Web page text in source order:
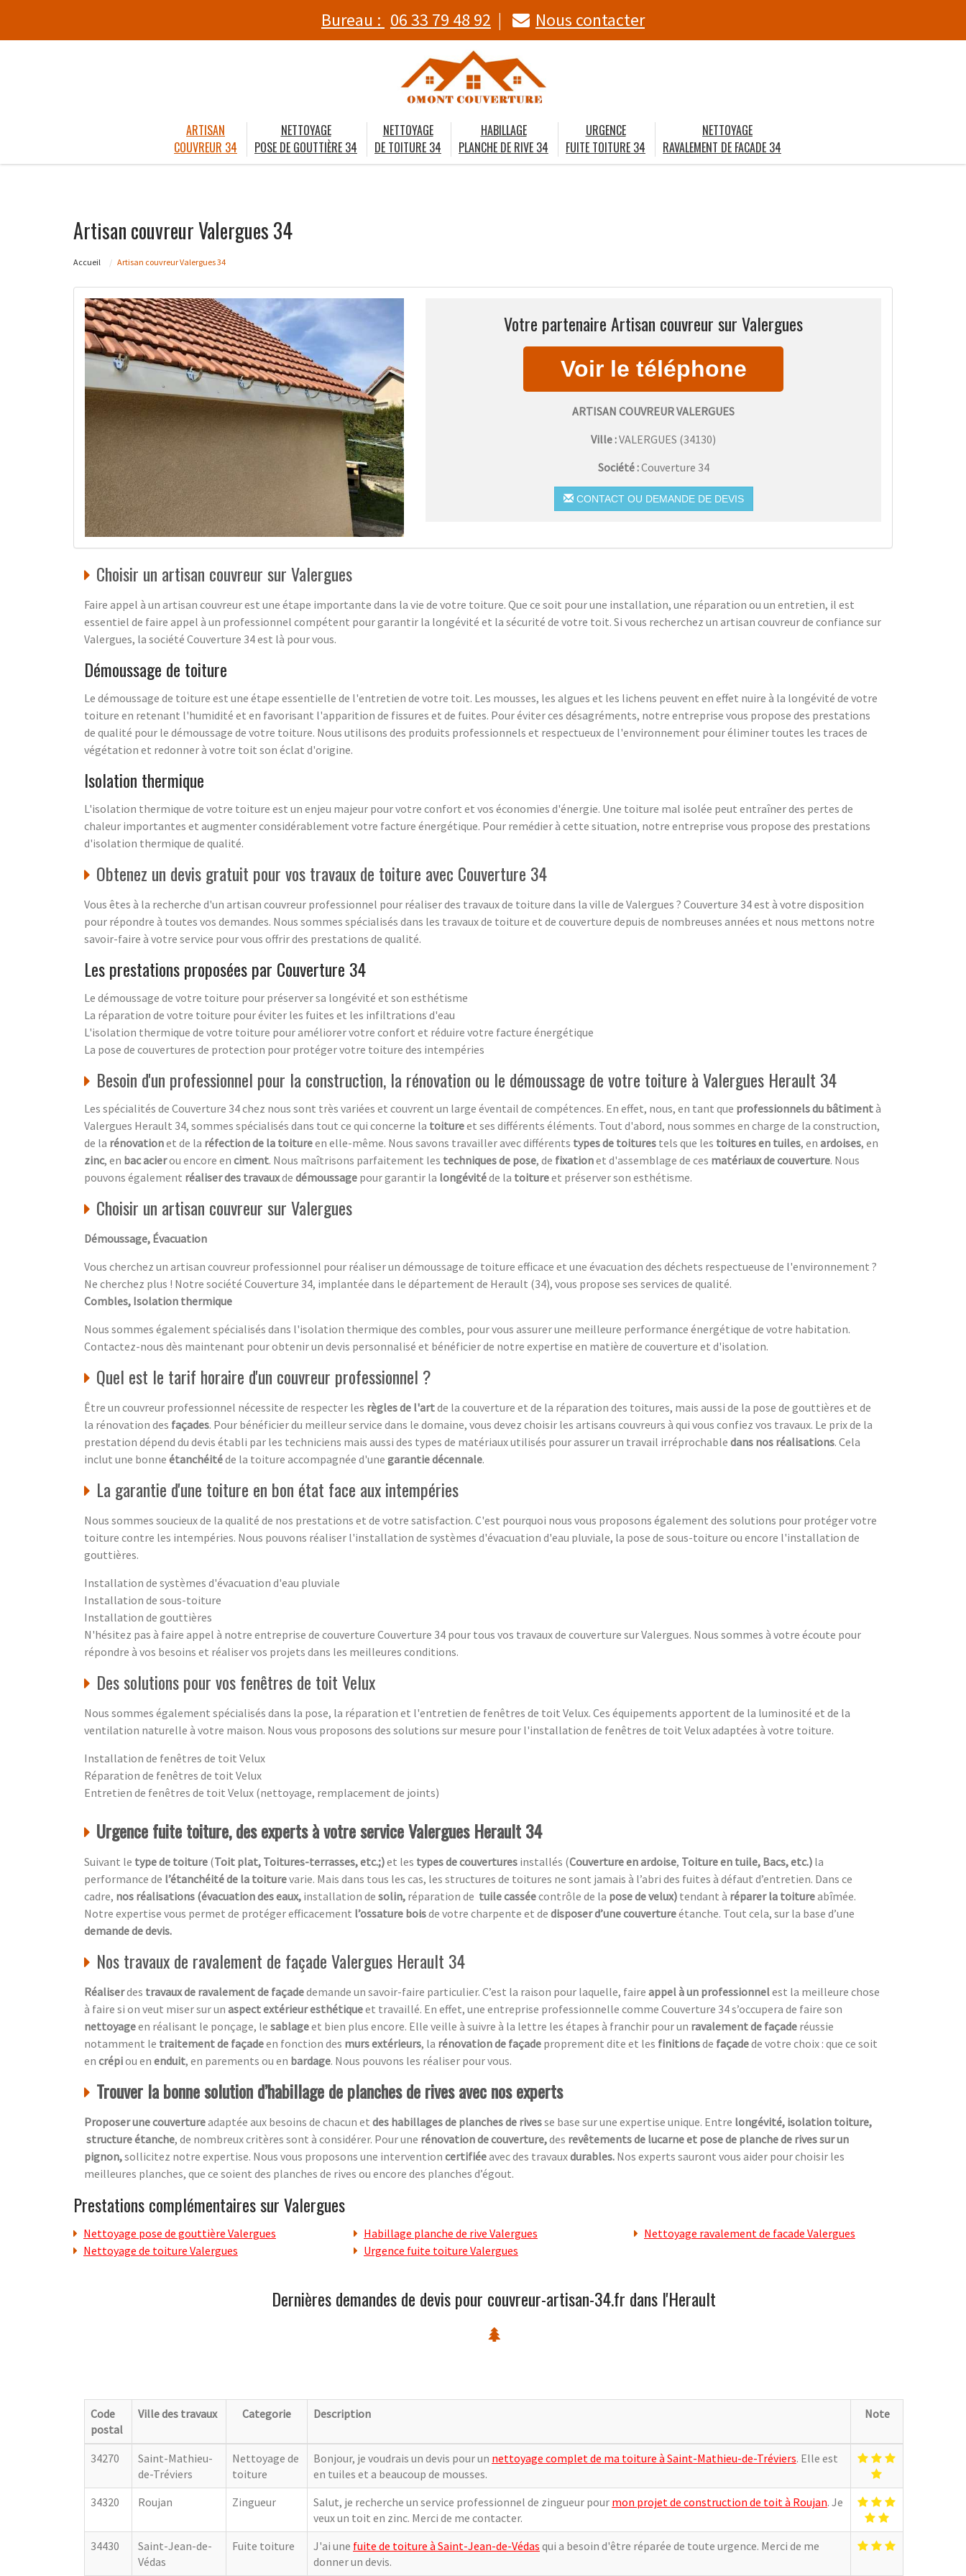
Bureau : 06 33 79 48 92 Nous contacter
ARTISAN
COUVREUR 34
NETTOYAGE
POSE DE GOUTTIÈRE 34
NETTOYAGE
DE TOITURE 34
HABILLAGE
PLANCHE DE RIVE 34
URGENCE
FUITE TOITURE 34
NETTOYAGE
RAVALEMENT DE FACADE 34
Artisan couvreur Valergues 34
Accueil Artisan couvreur Valergues 34
Votre partenaire Artisan couvreur sur Valergues
ARTISAN COUVREUR VALERGUES
Ville :VALERGUES (34130)
Société :Couverture 34
CONTACT OU DEMANDE DE DEVIS
Choisir un artisan couvreur sur Valergues
Faire appel à un artisan couvreur est une étape importante dans la vie de votre toiture. Que ce soit pour une installation, une réparation ou un entretien, il est
essentiel de faire appel à un professionnel compétent pour garantir la longévité et la sécurité de votre toit. Si vous recherchez un artisan couvreur de confiance sur
Valergues, la société Couverture 34 est là pour vous.
Démoussage de toiture
Le démoussage de toiture est une étape essentielle de l'entretien de votre toit. Les mousses, les algues et les lichens peuvent en effet nuire à la longévité de votre
toiture en retenant l'humidité et en favorisant l'apparition de fissures et de fuites. Pour éviter ces désagréments, notre entreprise vous propose des prestations
de qualité pour le démoussage de votre toiture. Nous utilisons des produits professionnels et respectueux de l'environnement pour éliminer toutes les traces de
végétation et redonner à votre toit son éclat d'origine.
Isolation thermique
L'isolation thermique de votre toiture est un enjeu majeur pour votre confort et vos économies d'énergie. Une toiture mal isolée peut entraîner des pertes de
chaleur importantes et augmenter considérablement votre facture énergétique. Pour remédier à cette situation, notre entreprise vous propose des prestations
d'isolation thermique de qualité.
Obtenez un devis gratuit pour vos travaux de toiture avec Couverture 34
Vous êtes à la recherche d'un artisan couvreur professionnel pour réaliser des travaux de toiture dans la ville de Valergues ? Couverture 34 est à votre disposition
pour répondre à toutes vos demandes. Nous sommes spécialisés dans les travaux de toiture et de couverture depuis de nombreuses années et nous mettons notre
savoir-faire à votre service pour vous offrir des prestations de qualité.
Les prestations proposées par Couverture 34
Le démoussage de votre toiture pour préserver sa longévité et son esthétisme
La réparation de votre toiture pour éviter les fuites et les infiltrations d'eau
L'isolation thermique de votre toiture pour améliorer votre confort et réduire votre facture énergétique
La pose de couvertures de protection pour protéger votre toiture des intempéries
Besoin d'un professionnel pour la construction, la rénovation ou le démoussage de votre toiture à Valergues Herault 34
Les spécialités de Couverture 34 chez nous sont très variées et couvrent un large éventail de compétences. En effet, nous, en tant que professionnels du bâtimentà
Valergues Herault 34, sommes spécialisés dans tout ce qui concerne la toitureet ses différents éléments. Tout d'abord, nous sommes en charge de la construction,
de la rénovationet de la réfection de la toitureen elle-même. Nous savons travailler avec différents types de toitures tels que les toitures en tuiles, en ardoises, en
zinc, en bac acierou encore en ciment. Nous maîtrisons parfaitement les techniques de pose, de fixationet d'assemblage de ces matériaux de couverture. Nous
pouvons également réaliser des travauxde démoussage pour garantir la longévitéde la toitureet préserver son esthétisme.
Choisir un artisan couvreur sur Valergues
Démoussage, Évacuation
Vous cherchez un artisan couvreur professionnel pour réaliser un démoussage de toiture efficace et une évacuation des déchets respectueuse de l'environnement ?
Ne cherchez plus ! Notre société Couverture 34, implantée dans le département de Herault (34), vous propose ses services de qualité.
Combles, Isolation thermique
Nous sommes également spécialisés dans l'isolation thermique des combles, pour vous assurer une meilleure performance énergétique de votre habitation.
Contactez-nous dès maintenant pour obtenir un devis personnalisé et bénéficier de notre expertise en matière de couverture et d'isolation.
Quel est le tarif horaire d'un couvreur professionnel ?
Être un couvreur professionnel nécessite de respecter les règles de l'artde la couverture et de la réparation des toitures, mais aussi de la pose de gouttières et de
la rénovation des façades. Pour bénéficier du meilleur service dans le domaine, vous devez choisir les artisans couvreurs à qui vous confiez vos travaux. Le prix de la
prestation dépend du devis établi par les techniciens mais aussi des types de matériaux utilisés pour assurer un travail irréprochable dans nos réalisations. Cela
inclut une bonne étanchéitéde la toiture accompagnée d'une garantie décennale.
La garantie d'une toiture en bon état face aux intempéries
Nous sommes soucieux de la qualité de nos prestations et de votre satisfaction. C'est pourquoi nous vous proposons également des solutions pour protéger votre
toiture contre les intempéries. Nous pouvons réaliser l'installation de systèmes d'évacuation d'eau pluviale, la pose de sous-toiture ou encore l'installation de
gouttières.
Installation de systèmes d'évacuation d'eau pluviale
Installation de sous-toiture
Installation de gouttières
N'hésitez pas à faire appel à notre entreprise de couverture Couverture 34 pour tous vos travaux de couverture sur Valergues. Nous sommes à votre écoute pour
répondre à vos besoins et réaliser vos projets dans les meilleures conditions.
Des solutions pour vos fenêtres de toit Velux
Nous sommes également spécialisés dans la pose, la réparation et l'entretien de fenêtres de toit Velux. Ces équipements apportent de la luminosité et de la
ventilation naturelle à votre maison. Nous vous proposons des solutions sur mesure pour l'installation de fenêtres de toit Velux adaptées à votre toiture.
Installation de fenêtres de toit Velux
Réparation de fenêtres de toit Velux
Entretien de fenêtres de toit Velux (nettoyage, remplacement de joints)
Urgence fuite toiture, des experts à votre service Valergues Herault 34
Suivant le type de toiture (Toit plat, Toitures-terrasses, etc.;)et les types de couvertures installés (Couverture en ardoise, Toiture en tuile, Bacs, etc.) la
performance de l’étanchéité de la toiturevarie. Mais dans tous les cas, les structures de toitures ne sont jamais à l’abri des fuites à défaut d’entretien. Dans ce
cadre, nos réalisations (évacuation des eaux, installation de solin, réparation de tuile casséecontrôle de la pose de velux) tendant à réparer la toitureabîmée.
Notre expertise vous permet de protéger efficacement l’ossature boisde votre charpente et de disposer d’une couvertureétanche. Tout cela, sur la base d’une
demande de devis.
Nos travaux de ravalement de façade Valergues Herault 34
Réaliserdes travaux de ravalement de façadedemande un savoir-faire particulier. C’est la raison pour laquelle, faire appel à un professionnelest la meilleure chose
à faire si on veut miser sur un aspect extérieur esthétiqueet travaillé. En effet, une entreprise professionnelle comme Couverture 34 s’occupera de faire son
nettoyageen réalisant le ponçage, le sablageet bien plus encore. Elle veille à suivre à la lettre les étapes à franchir pour un ravalement de façade réussie
notamment le traitement de façadeen fonction des murs extérieurs, la rénovation de façade proprement dite et les finitionsde façadede votre choix : que ce soit
en crépiou en enduit, en parements ou en bardage. Nous pouvons les réaliser pour vous.
Trouver la bonne solution d’habillage de planches de rives avec nos experts
Proposer une couvertureadaptée aux besoins de chacun et des habillages de planches de rivesse base sur une expertise unique. Entre longévité, isolation toiture,
structure étanche, de nombreux critères sont à considérer. Pour une rénovation de couverture,des revêtements de lucarne et pose de planche de rives sur un
pignon,sollicitez notre expertise. Nous vous proposons une intervention certifiéeavec des travauxdurables. Nos experts sauront vous aider pour choisir les
meilleures planches, que ce soient des planches de rives ou encore des planches d’égout.
Prestations complémentaires sur Valergues
Nettoyage pose de gouttière Valergues
Nettoyage de toiture Valergues
Habillage planche de rive Valergues
Urgence fuite toiture Valergues
Nettoyage ravalement de facade Valergues
Dernières demandes de devis pour couvreur-artisan-34.fr dans l'Herault
Code
postal
Ville des travaux Categorie Description Note
34270
Saint-Mathieu-
de-Tréviers
Nettoyage de
toiture
Bonjour, je voudrais un devis pour un nettoyage complet de ma toiture à Saint-Mathieu-de-Tréviers. Elle est
en tuiles et a beaucoup de mousses.
34320
Roujan Zingueur Salut, je recherche un service professionnel de zingueur pour mon projet de construction de toit à Roujan. Je
veux un toit en zinc. Merci de me contacter.
34430
Saint-Jean-de-
Védas
Fuite toiture J'ai une fuite de toiture à Saint-Jean-de-Védas qui a besoin d'être réparée de toute urgence. Merci de me
donner un devis.